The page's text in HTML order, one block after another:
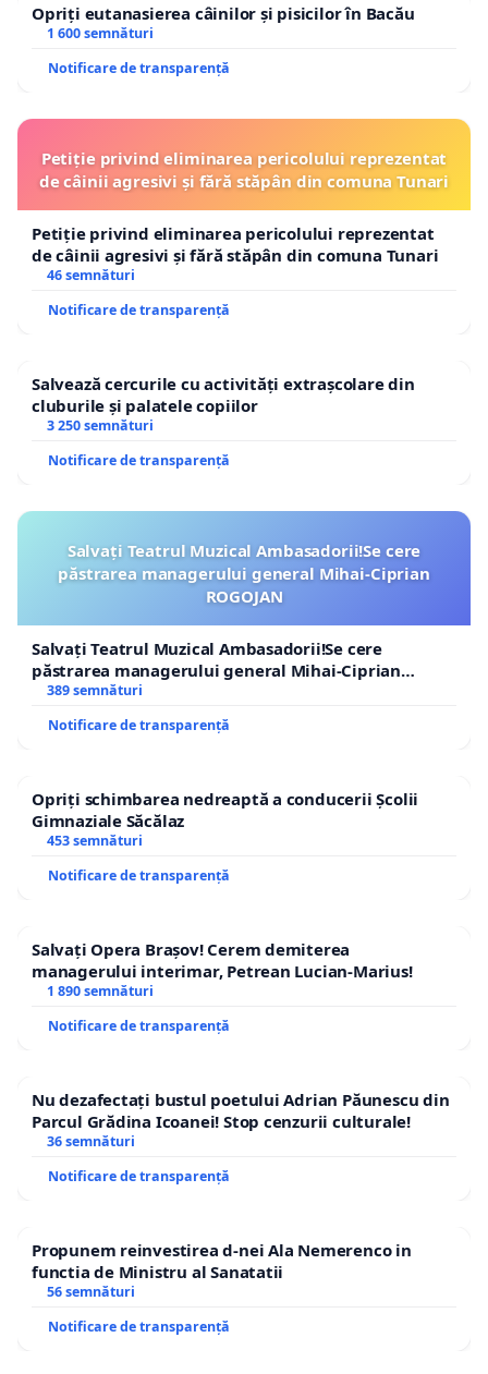
Opriți eutanasierea câinilor și pisicilor în Bacău
1 600 semnături
Notificare de transparență
Petiție privind eliminarea pericolului reprezentat
de câinii agresivi și fără stăpân din comuna Tunari
Petiție privind eliminarea pericolului reprezentat
de câinii agresivi și fără stăpân din comuna Tunari
46 semnături
Notificare de transparență
Salvează cercurile cu activități extrașcolare din
cluburile și palatele copiilor
3 250 semnături
Notificare de transparență
Salvați Teatrul Muzical Ambasadorii!Se cere
păstrarea managerului general Mihai-Ciprian
ROGOJAN
Salvați Teatrul Muzical Ambasadorii!Se cere
păstrarea managerului general Mihai-Ciprian
ROGOJAN
389 semnături
Notificare de transparență
Opriți schimbarea nedreaptă a conducerii Școlii
Gimnaziale Săcălaz
453 semnături
Notificare de transparență
Salvați Opera Brașov! Cerem demiterea
managerului interimar, Petrean Lucian-Marius!
1 890 semnături
Notificare de transparență
Nu dezafectați bustul poetului Adrian Păunescu din
Parcul Grădina Icoanei! Stop cenzurii culturale!
36 semnături
Notificare de transparență
Propunem reinvestirea d-nei Ala Nemerenco in
functia de Ministru al Sanatatii
56 semnături
Notificare de transparență